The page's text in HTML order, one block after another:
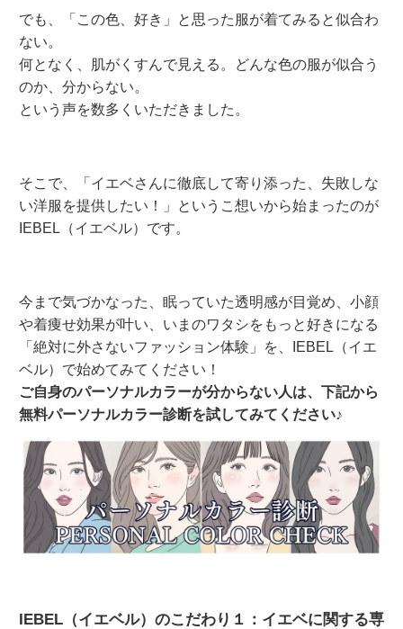
でも、「この色、好き」と思った服が着てみると似合わ
ない。
何となく、肌がくすんで見える。どんな色の服が似合う
のか、分からない。
という声を数多くいただきました。
そこで、「イエベさんに徹底して寄り添った、失敗しな
い洋服を提供したい！」というこ想いから始まったのが
IEBEL（イエベル）です。
今まで気づかなった、眠っていた透明感が目覚め、小顔
や着痩せ効果が叶い、いまのワタシをもっと好きになる
「絶対に外さないファッション体験」を、IEBEL（イエ
ベル）で始めてみてください！
ご自身のパーソナルカラーが分からない人は、下記から
無料パーソナルカラー診断を試してみてください♪
IEBEL（イエベル）のこだわり１：イエベに関する専